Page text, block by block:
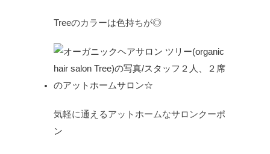
Treeのカラーは色持ちが◎
気軽に通えるアットホームなサロンクーポ
ン